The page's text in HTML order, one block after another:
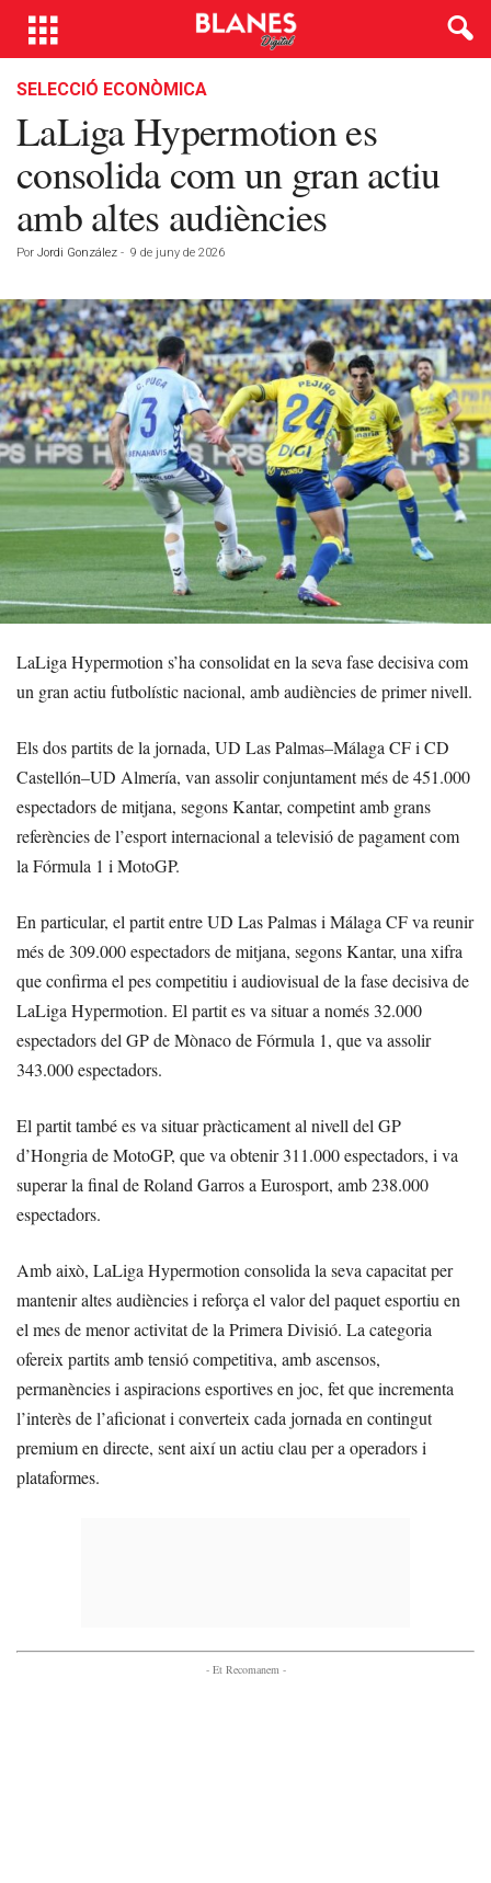
SELECCIÓ ECONÒMICA
LaLiga Hypermotion es
consolida com un gran actiu
amb altes audiències
Por Jordi González - 9 de juny de 2026
LaLiga Hypermotion s’ha consolidat en la seva fase decisiva com
un gran actiu futbolístic nacional, amb audiències de primer nivell.
Els dos partits de la jornada, UD Las Palmas–Málaga CF i CD
Castellón–UD Almería, van assolir conjuntament més de 451.000
espectadors de mitjana, segons Kantar, competint amb grans
referències de l’esport internacional a televisió de pagament com
la Fórmula 1 i MotoGP.
En particular, el partit entre UD Las Palmas i Málaga CF va reunir
més de 309.000 espectadors de mitjana, segons Kantar, una xifra
que confirma el pes competitiu i audiovisual de la fase decisiva de
LaLiga Hypermotion. El partit es va situar a només 32.000
espectadors del GP de Mònaco de Fórmula 1, que va assolir
343.000 espectadors.
El partit també es va situar pràcticament al nivell del GP
d’Hongria de MotoGP, que va obtenir 311.000 espectadors, i va
superar la final de Roland Garros a Eurosport, amb 238.000
espectadors.
Amb això, LaLiga Hypermotion consolida la seva capacitat per
mantenir altes audiències i reforça el valor del paquet esportiu en
el mes de menor activitat de la Primera Divisió. La categoria
ofereix partits amb tensió competitiva, amb ascensos,
permanències i aspiracions esportives en joc, fet que incrementa
l’interès de l’aficionat i converteix cada jornada en contingut
premium en directe, sent així un actiu clau per a operadors i
plataformes.
- Et Recomanem -